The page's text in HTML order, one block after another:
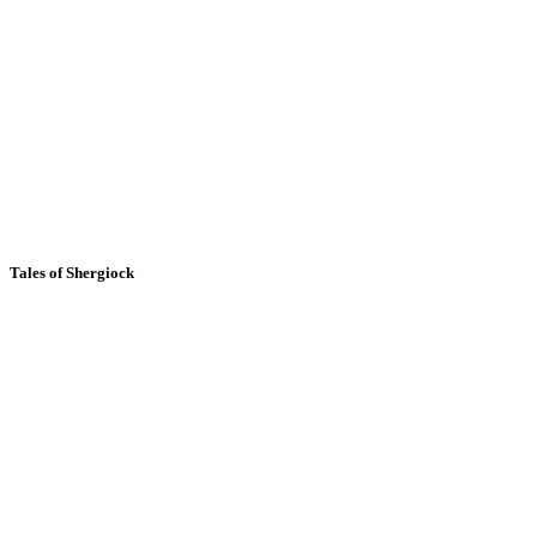
Tales of Shergiock